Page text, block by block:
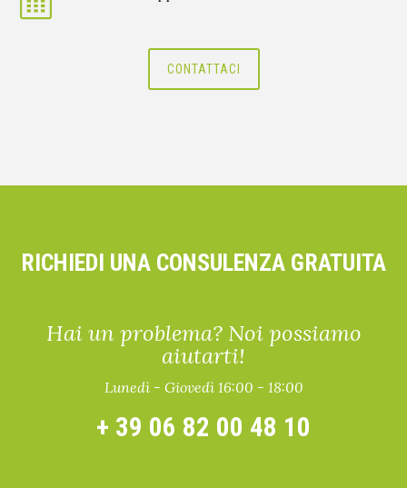
CONTATTACI
RICHIEDI UNA CONSULENZA GRATUITA
Hai un problema? Noi possiamo
aiutarti!
Lunedì - Giovedì 16:00 - 18:00
+ 39 06 82 00 48 10